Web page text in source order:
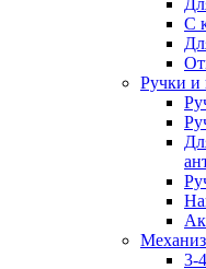
С
Ручки и
3-